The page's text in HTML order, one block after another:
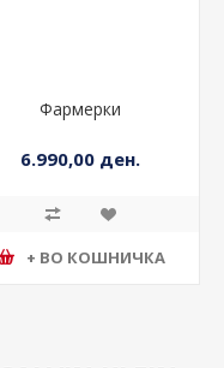
Фармерки
6.990,00 ден.
+ ВО КОШНИЧКА